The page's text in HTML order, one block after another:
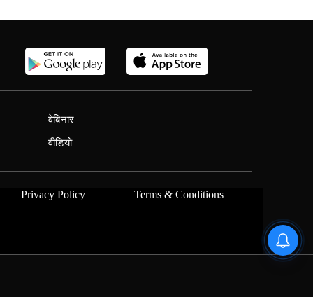
वेबिनार
वीडियो
Privacy Policy Terms & Conditions